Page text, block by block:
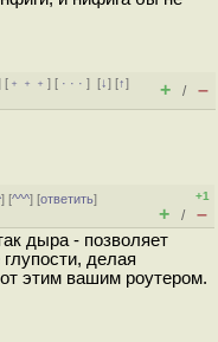
[ ﹢﹢﹢] [ · · ·][↓] [↑]
+ / –
] [^^^] [ответить]
+1
+ / –
дыра - позволяет
делая
этим вашим роутером.